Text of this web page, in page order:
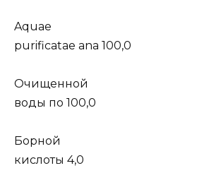
Aquae
purificatae ana 100,0
Очищенной
воды по 100,0
Борной
кислоты 4,0